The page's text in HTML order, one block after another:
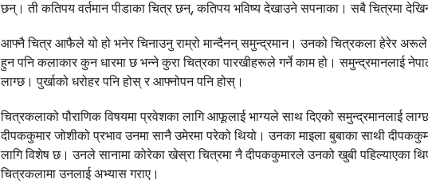
छन्। ती कतिपय वर्तमान पीडाका चित्र छन्, कतिपय भविष्य देखाउने सपनाका। सबै चित्रमा
आफ्नै चित्र आफैले यो हो भनेर चिनाउनु राम्रो मान्दैनन् समुन्द्रमान। उनको चित्रकला हेरेर अरूले
हुन पनि कलाकार कुन धारमा छ भन्ने कुरा चित्रका पारखीहरूले गर्ने काम हो। समुन्द्रमानलाई
लाग्छ। पुर्खाको धरोहर पनि होस् र आफ्नोपन पनि होस्।
चित्रकलाको पौराणिक विषयमा प्रवेशका लागि आफूलाई भाग्यले साथ दिएको समुन्द्रमानलाई
दीपककुमार जोशीको प्रभाव उनमा सानै उमेरमा परेको थियो। उनका माइला बुबाका साथी
लागि विशेष छ। उनले सानामा कोरेका खेस्रा चित्रमा नै दीपककुमारले उनको खुबी पहिल्याएका
चित्रकलामा उनलाई अभ्यास गराए।